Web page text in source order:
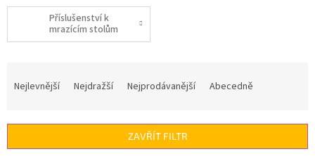
Příslušenství k
mrazícím stolům
í
Nejlevnější Nejdražší Nejprodávanější Abecedně
ZAVŘÍT FILTR